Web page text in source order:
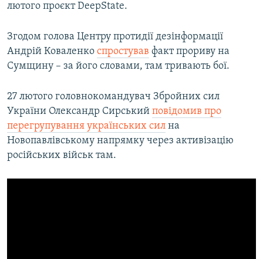
лютого проєкт DeepState.
Згодом голова Центру протидії дезінформації
Андрій Коваленко спростував факт прориву на
Сумщину – за його словами, там тривають бої.
27 лютого головнокомандувач Збройних сил
України Олександр Сирський повідомив про
перегрупування українських сил на
Новопавлівському напрямку через активізацію
російських військ там.